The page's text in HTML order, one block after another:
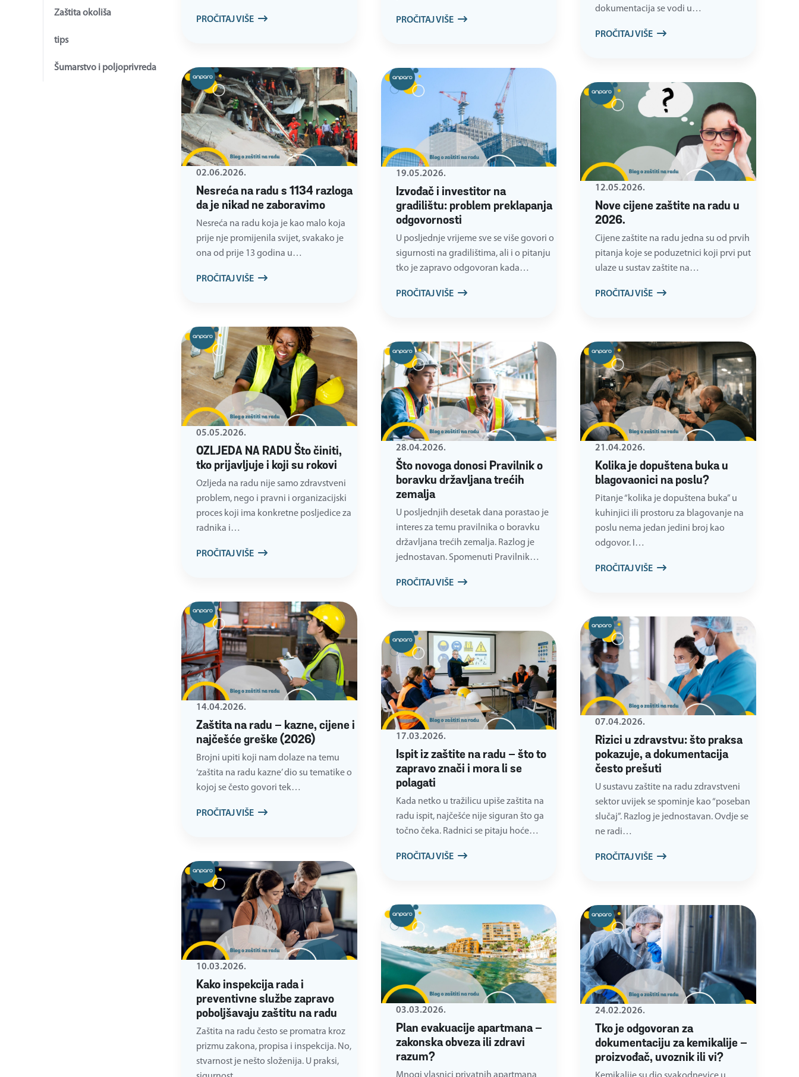
Zaštita okoliša
tips
Šumarstvo i poljoprivreda
PROČITAJ VIŠE PROČITAJ VIŠE
dokumentacija se vodi u…
PROČITAJ VIŠE
Nesreća na radu s 1134 razloga
da je nikad ne zaboravimo
02.06.2026.
Nesreća na radu koja je kao malo koja
prije nje promijenila svijet, svakako je
ona od prije 13 godina u…
PROČITAJ VIŠE
Izvođač i investitor na
gradilištu: problem preklapanja
odgovornosti
19.05.2026.
U posljednje vrijeme sve se više govori o
sigurnosti na gradilištima, ali i o pitanju
tko je zapravo odgovoran kada…
PROČITAJ VIŠE
Nove cijene zaštite na radu u
2026.
12.05.2026.
Cijene zaštite na radu jedna su od prvih
pitanja koje se poduzetnici koji prvi put
ulaze u sustav zaštite na…
PROČITAJ VIŠE
OZLJEDA NA RADU Što činiti,
tko prijavljuje i koji su rokovi
05.05.2026.
Ozljeda na radu nije samo zdravstveni
problem, nego i pravni i organizacijski
proces koji ima konkretne posljedice za
radnika i…
PROČITAJ VIŠE
Što novoga donosi Pravilnik o
boravku državljana trećih
zemalja
28.04.2026.
U posljednjih desetak dana porastao je
interes za temu pravilnika o boravku
državljana trećih zemalja. Razlog je
jednostavan. Spomenuti Pravilnik…
PROČITAJ VIŠE
Kolika je dopuštena buka u
blagovaonici na poslu?
21.04.2026.
Pitanje “kolika je dopuštena buka” u
kuhinjici ili prostoru za blagovanje na
poslu nema jedan jedini broj kao
odgovor. I…
PROČITAJ VIŠE
Zaštita na radu – kazne, cijene i
najčešće greške (2026)
14.04.2026.
Brojni upiti koji nam dolaze na temu
‘zaštita na radu kazne’ dio su tematike o
kojoj se često govori tek…
PROČITAJ VIŠE
Rizici u zdravstvu: što praksa
pokazuje, a dokumentacija
često prešuti
07.04.2026.
U sustavu zaštite na radu zdravstveni
sektor uvijek se spominje kao “poseban
slučaj”. Razlog je jednostavan. Ovdje se
ne radi…
PROČITAJ VIŠE
Ispit iz zaštite na radu – što to
zapravo znači i mora li se
polagati
17.03.2026.
Kada netko u tražilicu upiše zaštita na
radu ispit, najčešće nije siguran što ga
točno čeka. Radnici se pitaju hoće…
PROČITAJ VIŠE
Kako inspekcija rada i
preventivne službe zapravo
poboljšavaju zaštitu na radu
10.03.2026.
Zaštita na radu često se promatra kroz
prizmu zakona, propisa i inspekcija. No,
stvarnost je nešto složenija. U praksi,
Plan evakuacije apartmana –
zakonska obveza ili zdravi
razum?
03.03.2026.
Tko je odgovoran za
dokumentaciju za kemikalije –
proizvođač, uvoznik ili vi?
24.02.2026.